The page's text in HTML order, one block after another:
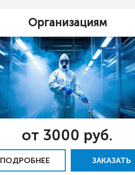
Организациям
от 3000 руб.
ПОДРОБНЕЕ ЗАКАЗАТЬ